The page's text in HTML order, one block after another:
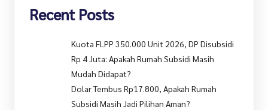
Recent Posts
Kuota FLPP 350.000 Unit 2026, DP Disubsidi
Rp 4 Juta: Apakah Rumah Subsidi Masih
Mudah Didapat?
Dolar Tembus Rp17.800, Apakah Rumah
Subsidi Masih Jadi Pilihan Aman?